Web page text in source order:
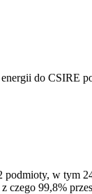
do CSIRE
w tym
99,8%